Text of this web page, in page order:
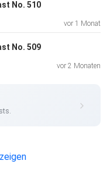
unter Techno
No. 510
vor 1 Monat
No. 509
vor 2 Monaten